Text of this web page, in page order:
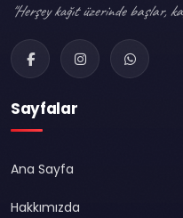
"Herşey kağıt üzerinde başlar,
Sayfalar
Ana Sayfa
Hakkımızda